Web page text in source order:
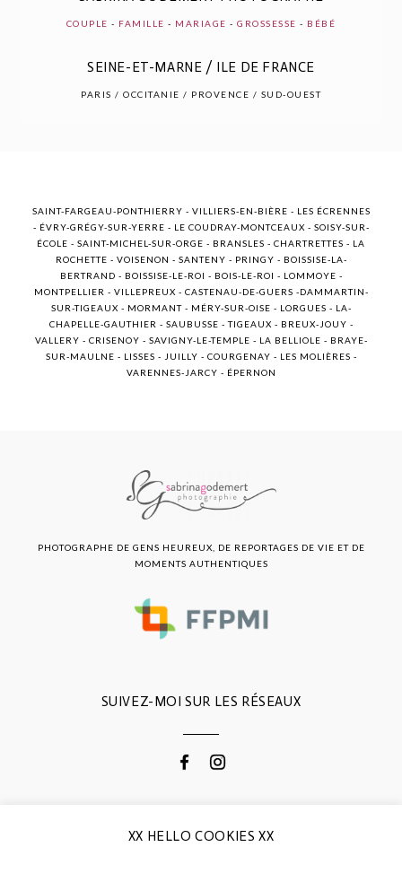
POST COMMENT
COUPLE - FAMILLE - MARIAGE -GROSSESSE - BÉBÉ
SEINE-ET-MARNE / ILE DE FRANCE
PARIS / OCCITANIE / PROVENCE / SUD-OUEST
SAINT-FARGEAU-PONTHIERRY - VILLIERS-EN-BIÈRE - LES ÉCRENNES
- ÉVRY-GRÉGY-SUR-YERRE - LE COUDRAY-MONTCEAUX - SOISY-SUR-
ÉCOLE - SAINT-MICHEL-SUR-ORGE - BRANSLES - CHARTRETTES - LA
ROCHETTE - VOISENON - SANTENY - PRINGY - BOISSISE-LA-
BERTRAND - BOISSISE-LE-ROI - BOIS-LE-ROI - LOMMOYE -
MONTPELLIER - VILLEPREUX - CASTENAU-DE-GUERS -DAMMARTIN-
SUR-TIGEAUX - MORMANT - MÉRY-SUR-OISE - LORGUES - LA-
CHAPELLE-GAUTHIER - SAUBUSSE - TIGEAUX - BREUX-JOUY -
VALLERY - CRISENOY - SAVIGNY-LE-TEMPLE - LA BELLIOLE - BRAYE-
SUR-MAULNE - LISSES - JUILLY - COURGENAY - LES MOLIÈRES -
VARENNES-JARCY - ÉPERNON
SUIVEZ-MOI SUR LES RÉSEAUX
PHOTOGRAPHE DE GENS HEUREUX, DE REPORTAGES DE VIE ET DE
MOMENTS AUTHENTIQUES
CONTACTEZ-MOI
XX HELLO COOKIES XX